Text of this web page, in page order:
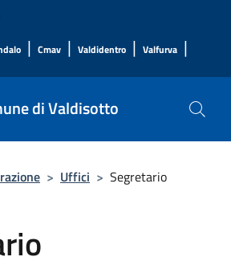
| Cmav | Valdidentro | Valfurva |
di Valdisotto
> Uffici > Segretario